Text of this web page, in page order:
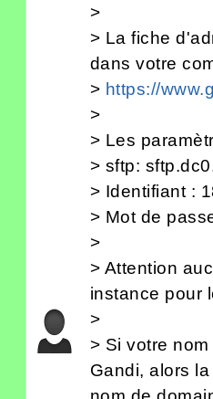
>
> La fiche
dans votre
> https://
>
> Les
> sftp:
> Identifiant :
> Mot de
>
> Attention
instance pour
>
> Si votre
Gandi, alors